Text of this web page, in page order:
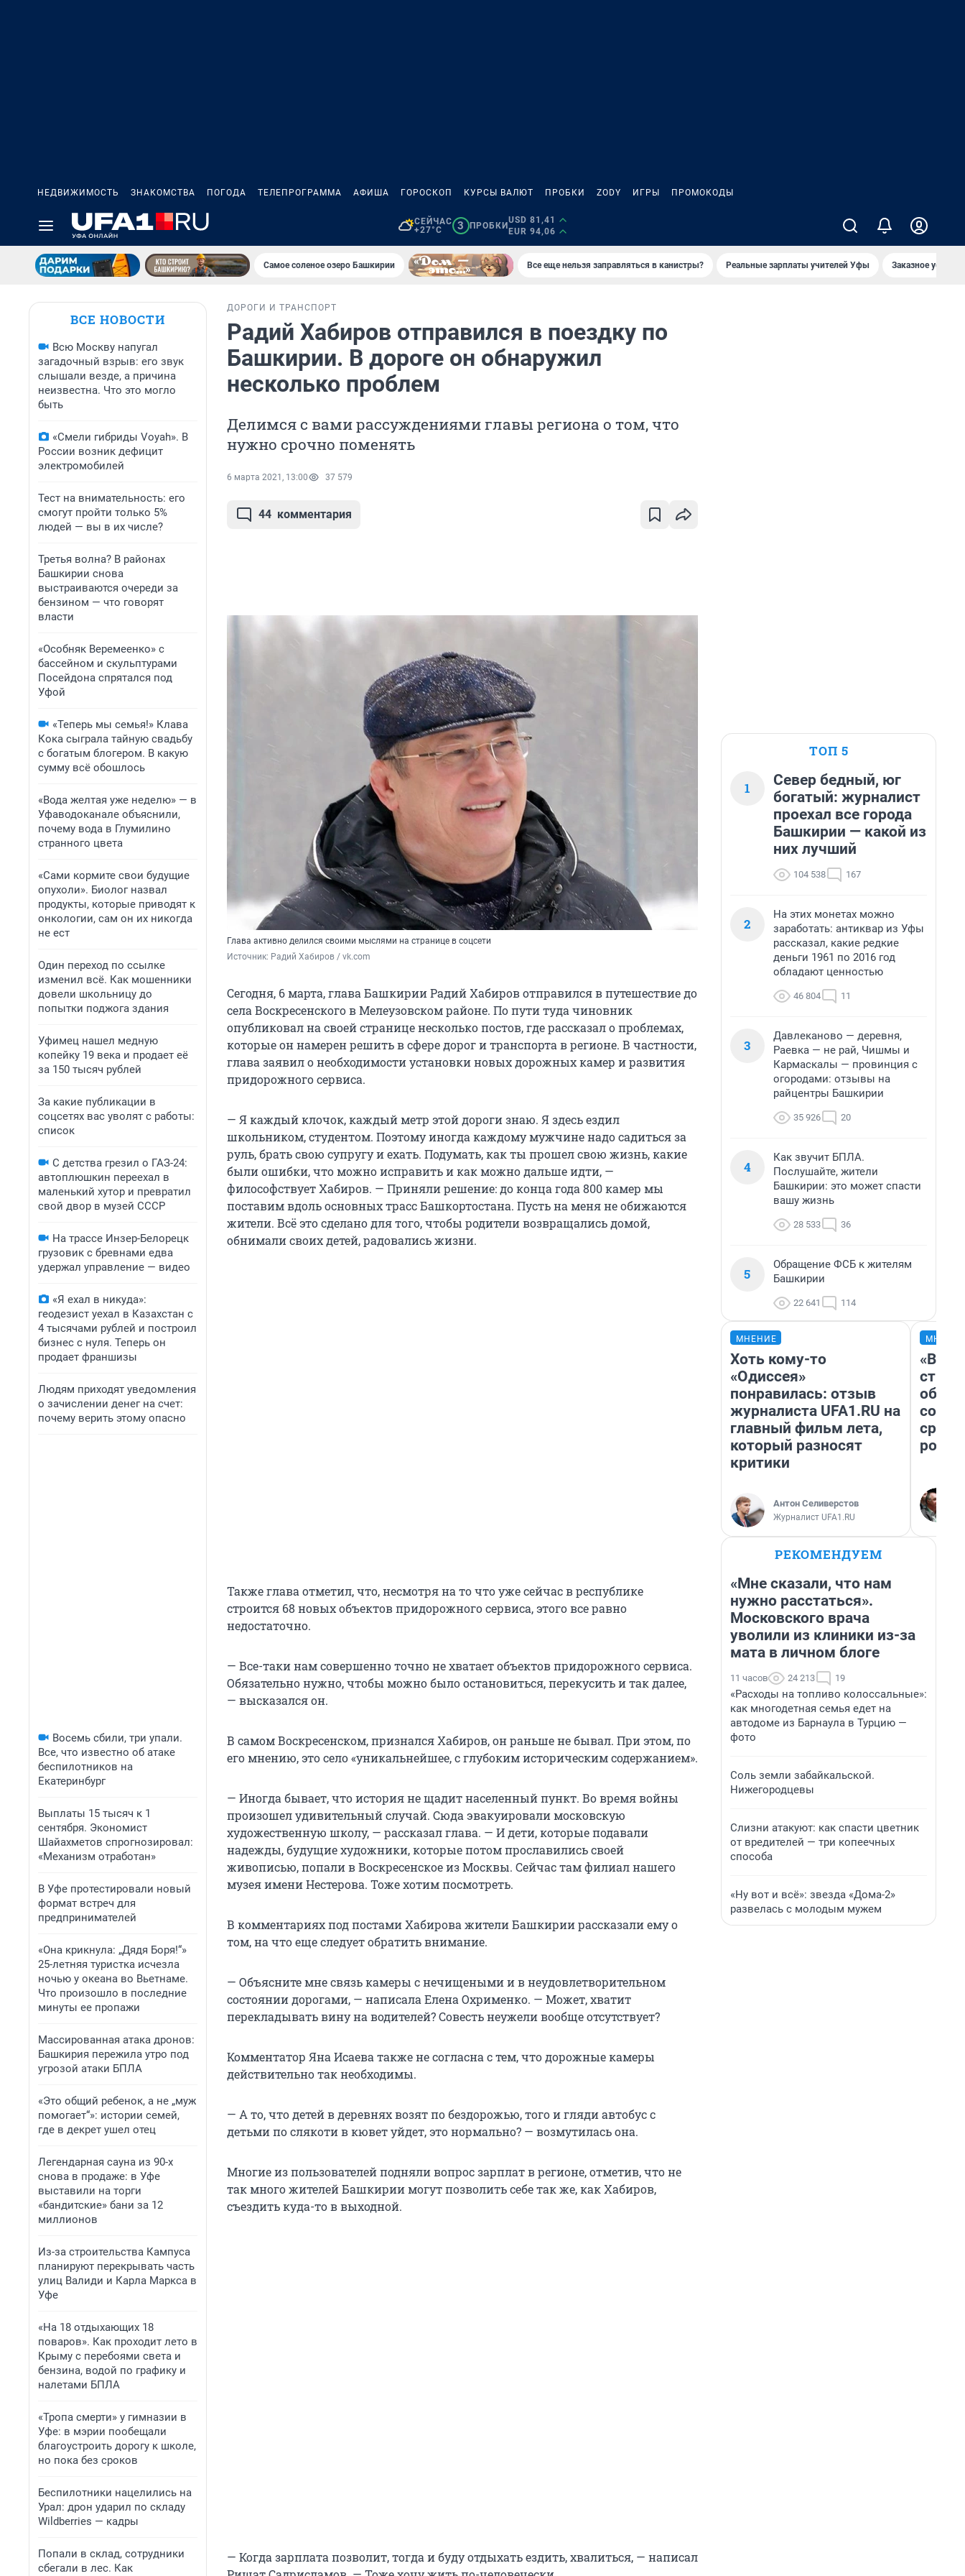
НЕДВИЖИМОСТЬ ЗНАКОМСТВА ПОГОДА ТЕЛЕПРОГРАММА АФИША ГОРОСКОП КУРСЫ ВАЛЮТ ПРОБКИ ZODY ИГРЫ ПРОМОКОДЫ
СЕЙЧАС
+27°C
3 ПРОБКИ
USD 81,41
EUR 94,06
Самое соленое озеро Башкирии Все еще нельзя заправляться в канистры? Реальные зарплаты учителей Уфы Заказное
ВСЕ НОВОСТИ
Всю Москву напугал
загадочный взрыв: его звук
слышали везде, а причина
неизвестна. Что это могло
быть
«Смели гибриды Voyah». В
России возник дефицит
электромобилей
Тест на внимательность: его
смогут пройти только 5%
людей — вы в их числе?
Третья волна? В районах
Башкирии снова
выстраиваются очереди за
бензином — что говорят
власти
«Особняк Веремеенко» с
бассейном и скульптурами
Посейдона спрятался под
Уфой
«Теперь мы семья!» Клава
Кока сыграла тайную свадьбу
с богатым блогером. В какую
сумму всё обошлось
«Вода желтая уже неделю» — в
Уфаводоканале объяснили,
почему вода в Глумилино
странного цвета
«Сами кормите свои будущие
опухоли». Биолог назвал
продукты, которые приводят к
онкологии, сам он их никогда
не ест
Один переход по ссылке
изменил всё. Как мошенники
довели школьницу до
попытки поджога здания
Уфимец нашел медную
копейку 19 века и продает её
за 150 тысяч рублей
За какие публикации в
соцсетях вас уволят с работы:
список
С детства грезил о ГАЗ-24:
автоплюшкин переехал в
маленький хутор и превратил
свой двор в музей СССР
На трассе Инзер-Белорецк
грузовик с бревнами едва
удержал управление — видео
«Я ехал в никуда»:
геодезист уехал в Казахстан с
4 тысячами рублей и построил
бизнес с нуля. Теперь он
продает франшизы
Людям приходят уведомления
о зачислении денег на счет:
почему верить этому опасно
Восемь сбили, три упали.
Все, что известно об атаке
беспилотников на
Екатеринбург
Выплаты 15 тысяч к 1
сентября. Экономист
Шайахметов спрогнозировал:
«Механизм отработан»
В Уфе протестировали новый
формат встреч для
предпринимателей
«Она крикнула: „Дядя Боря!“»
25-летняя туристка исчезла
ночью у океана во Вьетнаме.
Что произошло в последние
минуты ее пропажи
Массированная атака дронов:
Башкирия пережила утро под
угрозой атаки БПЛА
«Это общий ребенок, а не „муж
помогает“»: истории семей,
где в декрет ушел отец
Легендарная сауна из 90-х
снова в продаже: в Уфе
выставили на торги
«бандитские» бани за 12
миллионов
Из-за строительства Кампуса
планируют перекрывать часть
улиц Валиди и Карла Маркса в
Уфе
«На 18 отдыхающих 18
поваров». Как проходит лето в
Крыму с перебоями света и
бензина, водой по графику и
налетами БПЛА
«Тропа смерти» у гимназии в
Уфе: в мэрии пообещали
благоустроить дорогу к школе,
но пока без сроков
Беспилотники нацелились на
Урал: дрон ударил по складу
Wildberries — кадры
Попали в склад, сотрудники
сбегали в лес. Как
ДОРОГИ И ТРАНСПОРТ
Радий Хабиров отправился в поездку по
Башкирии. В дороге он обнаружил
несколько проблем
Делимся с вами рассуждениями главы региона о том, что
нужно срочно поменять
6 марта 2021, 13:00 37 579
44 комментария
Глава активно делился своими мыслями на странице в соцсети
Источник: Радий Хабиров / vk.com
Сегодня, 6 марта, глава Башкирии Радий Хабиров отправился в путешествие до
села Воскресенского в Мелеузовском районе. По пути туда чиновник
опубликовал на своей странице несколько постов, где рассказал о проблемах,
которые он намерен решить в сфере дорог и транспорта в регионе. В частности,
глава заявил о необходимости установки новых дорожных камер и развития
придорожного сервиса.
— Я каждый клочок, каждый метр этой дороги знаю. Я здесь ездил
школьником, студентом. Поэтому иногда каждому мужчине надо садиться за
руль, брать свою супругу и ехать. Подумать, как ты прошел свою жизнь, какие
были ошибки, что можно исправить и как можно дальше идти, —
философствует Хабиров. — Приняли решение: до конца года 800 камер мы
поставим вдоль основных трасс Башкортостана. Пусть на меня не обижаются
жители. Всё это сделано для того, чтобы родители возвращались домой,
обнимали своих детей, радовались жизни.
Также глава отметил, что, несмотря на то что уже сейчас в республике
строится 68 новых объектов придорожного сервиса, этого все равно
недостаточно.
— Все-таки нам совершенно точно не хватает объектов придорожного сервиса.
Обязательно нужно, чтобы можно было остановиться, перекусить и так далее,
— высказался он.
В самом Воскресенском, признался Хабиров, он раньше не бывал. При этом, по
его мнению, это село «уникальнейшее, с глубоким историческим содержанием».
— Иногда бывает, что история не щадит населенный пункт. Во время войны
произошел удивительный случай. Сюда эвакуировали московскую
художественную школу, — рассказал глава. — И дети, которые подавали
надежды, будущие художники, которые потом прославились своей
живописью, попали в Воскресенское из Москвы. Сейчас там филиал нашего
музея имени Нестерова. Тоже хотим посмотреть.
В комментариях под постами Хабирова жители Башкирии рассказали ему о
том, на что еще следует обратить внимание.
— Объясните мне связь камеры с нечищеными и в неудовлетворительном
состоянии дорогами, — написала Елена Охрименко. — Может, хватит
перекладывать вину на водителей? Совесть неужели вообще отсутствует?
Комментатор Яна Исаева также не согласна с тем, что дорожные камеры
действительно так необходимы.
— А то, что детей в деревнях возят по бездорожью, того и гляди автобус с
детьми по слякоти в кювет уйдет, это нормально? — возмутилась она.
Многие из пользователей подняли вопрос зарплат в регионе, отметив, что не
так много жителей Башкирии могут позволить себе так же, как Хабиров,
съездить куда-то в выходной.
— Когда зарплата позволит, тогда и буду отдыхать ездить, хвалиться, — написал
ТОП 5
1
Север бедный, юг
богатый: журналист
проехал все города
Башкирии — какой из
них лучший
104 538 167
2
На этих монетах можно
заработать: антиквар из Уфы
рассказал, какие редкие
деньги 1961 по 2016 год
обладают ценностью
46 804 11
3
Давлеканово — деревня,
Раевка — не рай, Чишмы и
Кармаскалы — провинция с
огородами: отзывы на
райцентры Башкирии
35 926 20
4
Как звучит БПЛА.
Послушайте, жители
Башкирии: это может спасти
вашу жизнь
28 533 36
5
Обращение ФСБ к жителям
Башкирии
22 641 114
МНЕНИЕ
Хоть кому-то
«Одиссея»
понравилась: отзыв
журналиста UFA1.RU на
главный фильм лета,
который разносят
критики
Антон Селиверстов
Журналист UFA1.RU
«В
РЕКОМЕНДУЕМ
«Мне сказали, что нам
нужно расстаться».
Московского врача
уволили из клиники из-за
мата в личном блоге
11 часов 24 213 19
«Расходы на топливо колоссальные»:
как многодетная семья едет на
автодоме из Барнаула в Турцию —
фото
Соль земли забайкальской.
Нижегородцевы
Слизни атакуют: как спасти цветник
от вредителей — три копеечных
способа
«Ну вот и всё»: звезда «Дома-2»
развелась с молодым мужем